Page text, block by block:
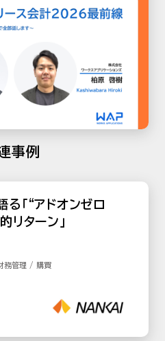
事例
「“アドオンゼロ
リターン」
務管理 / 購買